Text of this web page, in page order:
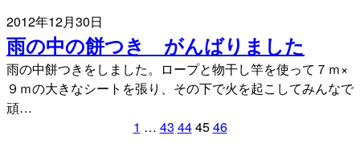
2012年12月30日
雨の中の餅つき がんばりました
雨の中餅つきをしました。ロープと物干し竿を使って７ｍ×
９ｍの大きなシートを張り、その下で火を起こしてみんなで
頑…
1 … 43 444546